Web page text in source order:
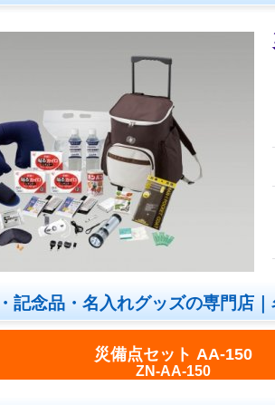
記念品・名入れグッズの専門店
災備点セット AA-150
ZN-AA-150